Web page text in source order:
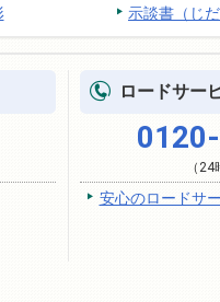
示談書（じ
ロードサー
（24
安心のロードサ